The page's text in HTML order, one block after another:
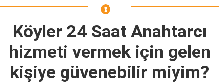
Köyler 24 Saat Anahtarcı
hizmeti vermek için gelen
kişiye güvenebilir miyim?